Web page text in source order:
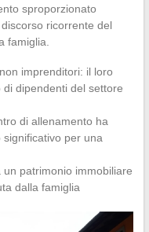
sproporzionato
ricorrente del
famiglia.
imprenditori: il loro
dipendenti del settore
di allenamento ha
per una
patrimonio immobiliare
dalla famiglia